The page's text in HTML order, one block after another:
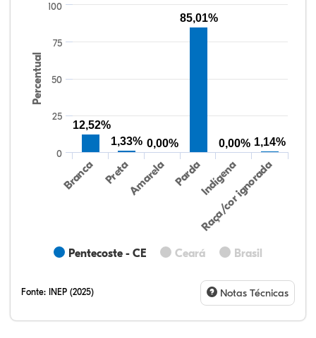
Percentual
Pentecoste - CE Ceará Brasil
Branca PretaAmarela PardaIndígena
Raça/cor ignorada
0
100
25
50
75
12,52%
1,33% 0,00%
85,01%
0,00% 1,14%
Fonte: INEP (2025) Notas Técnicas